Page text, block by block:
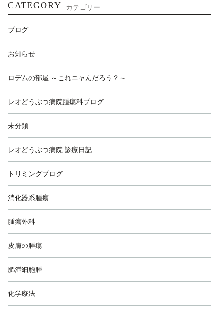
CATEGORY カテゴリー
ブログ
お知らせ
ロデムの部屋 ～これニャんだろう？～
レオどうぶつ病院腫瘍科ブログ
未分類
レオどうぶつ病院 診療日記
トリミングブログ
消化器系腫瘍
腫瘍外科
皮膚の腫瘍
肥満細胞腫
化学療法